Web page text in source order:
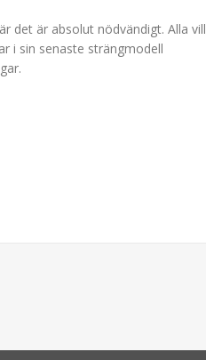
det är absolut nödvändigt. Alla vill
i sin senaste strängmodell